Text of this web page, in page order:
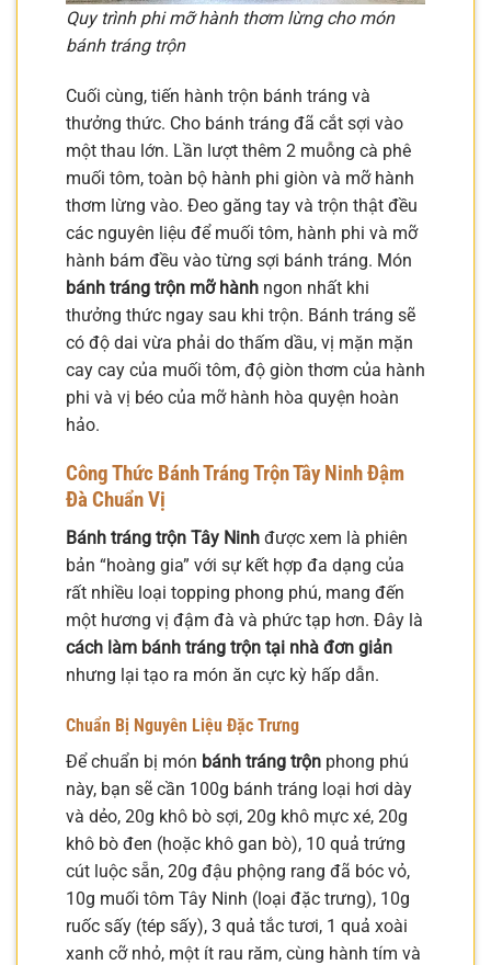
Quy trình phi mỡ hành thơm lừng cho món
bánh tráng trộn
Cuối cùng, tiến hành trộn bánh tráng và
thưởng thức. Cho bánh tráng đã cắt sợi vào
một thau lớn. Lần lượt thêm 2 muỗng cà phê
muối tôm, toàn bộ hành phi giòn và mỡ hành
thơm lừng vào. Đeo găng tay và trộn thật đều
các nguyên liệu để muối tôm, hành phi và mỡ
hành bám đều vào từng sợi bánh tráng. Món
bánh tráng trộn mỡ hành ngon nhất khi
thưởng thức ngay sau khi trộn. Bánh tráng sẽ
có độ dai vừa phải do thấm dầu, vị mặn mặn
cay cay của muối tôm, độ giòn thơm của hành
phi và vị béo của mỡ hành hòa quyện hoàn
hảo.
Công Thức Bánh Tráng Trộn Tây Ninh Đậm
Đà Chuẩn Vị
Bánh tráng trộn Tây Ninh được xem là phiên
bản “hoàng gia” với sự kết hợp đa dạng của
rất nhiều loại topping phong phú, mang đến
một hương vị đậm đà và phức tạp hơn. Đây là
cách làm bánh tráng trộn tại nhà đơn giản
nhưng lại tạo ra món ăn cực kỳ hấp dẫn.
Chuẩn Bị Nguyên Liệu Đặc Trưng
Để chuẩn bị món bánh tráng trộn phong phú
này, bạn sẽ cần 100g bánh tráng loại hơi dày
và dẻo, 20g khô bò sợi, 20g khô mực xé, 20g
khô bò đen (hoặc khô gan bò), 10 quả trứng
cút luộc sẵn, 20g đậu phộng rang đã bóc vỏ,
10g muối tôm Tây Ninh (loại đặc trưng), 10g
ruốc sấy (tép sấy), 3 quả tắc tươi, 1 quả xoài
xanh cỡ nhỏ, một ít rau răm, cùng hành tím và